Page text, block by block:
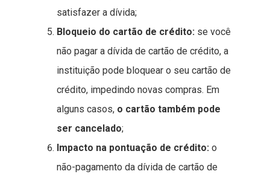
satisfazer a dívida;
Bloqueio do cartão de crédito: se você
não pagar a dívida de cartão de crédito, a
instituição pode bloquear o seu cartão de
crédito, impedindo novas compras. Em
alguns casos, o cartão também pode
ser cancelado;
Impacto na pontuação de crédito: o
não-pagamento da dívida de cartão de